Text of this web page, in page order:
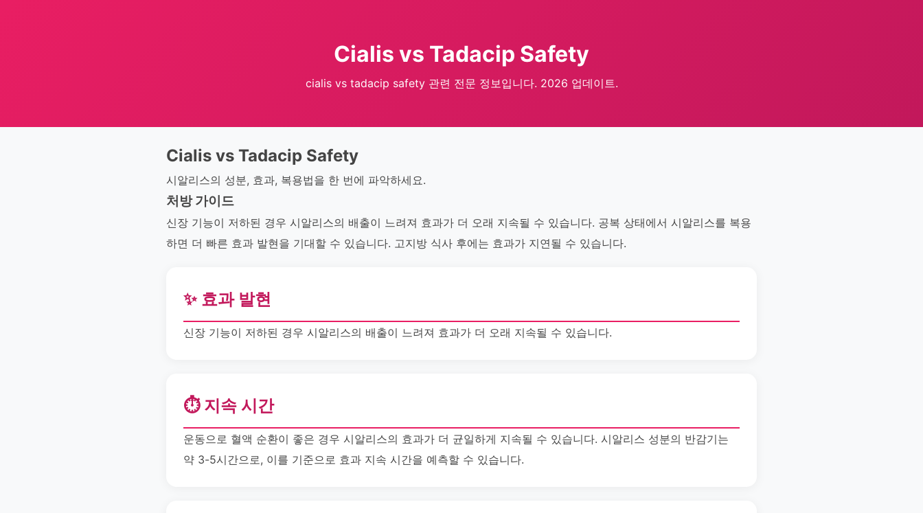
Cialis vs Tadacip Safety
cialis vs tadacip safety 관련 전문 정보입니다. 2026 업데이트.
Cialis vs Tadacip Safety
시알리스의 성분, 효과, 복용법을 한 번에 파악하세요.
처방 가이드
신장 기능이 저하된 경우 시알리스의 배출이 느려져 효과가 더 오래 지속될 수 있습니다. 공복 상태에서 시알리스를 복용
하면 더 빠른 효과 발현을 기대할 수 있습니다. 고지방 식사 후에는 효과가 지연될 수 있습니다.
✨ 효과 발현
신장 기능이 저하된 경우 시알리스의 배출이 느려져 효과가 더 오래 지속될 수 있습니다.
⏱️ 지속 시간
운동으로 혈액 순환이 좋은 경우 시알리스의 효과가 더 균일하게 지속될 수 있습니다. 시알리스 성분의 반감기는
약 3-5시간으로, 이를 기준으로 효과 지속 시간을 예측할 수 있습니다.